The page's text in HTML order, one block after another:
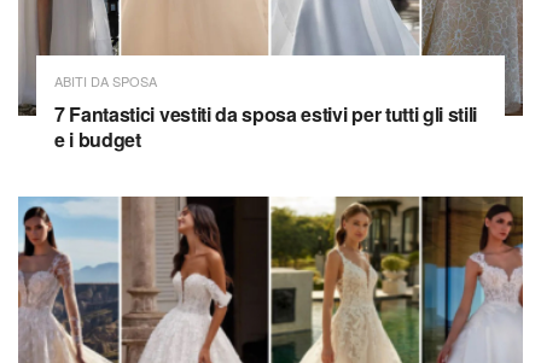
ABITI DA SPOSA
7 Fantastici vestiti da sposa estivi per tutti gli stili
e i budget